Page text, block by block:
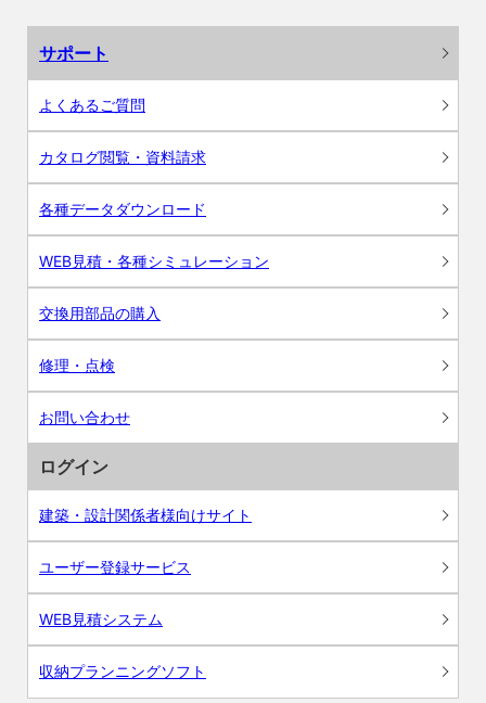
サポート
よくあるご質問
カタログ閲覧・資料請求
各種データダウンロード
WEB見積・各種シミュレーション
交換用部品の購入
修理・点検
お問い合わせ
ログイン
建築・設計関係者様向けサイト
ユーザー登録サービス
WEB見積システム
収納プランニングソフト